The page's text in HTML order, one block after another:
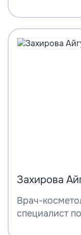
Захирова
Врач-
специалист